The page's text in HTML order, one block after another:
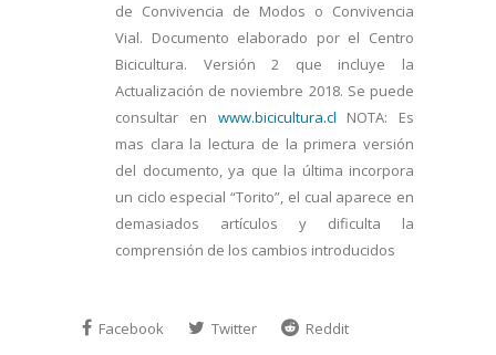
de Convivencia de Modos o Convivencia
Vial. Documento elaborado por el Centro
Bicicultura. Versión 2 que incluye la
Actualización de noviembre 2018. Se puede
consultar en www.bicicultura.cl NOTA: Es
mas clara la lectura de la primera versión
del documento, ya que la última incorpora
un ciclo especial “Torito”, el cual aparece en
demasiados artículos y dificulta la
comprensión de los cambios introducidos
Facebook Twitter
Reddit